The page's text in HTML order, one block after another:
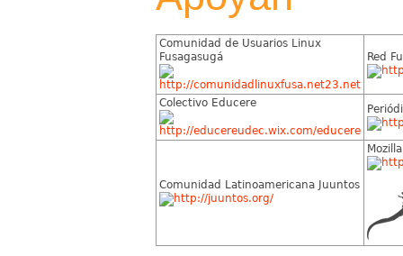
Comunidad de Usuarios Linux
Fusagasugá
Red
Colectivo Educere
Comunidad Latinoamericana Juuntos